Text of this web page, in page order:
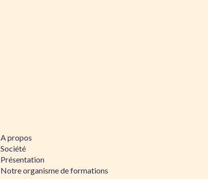
A propos
Société
Présentation
Notre organisme de formations